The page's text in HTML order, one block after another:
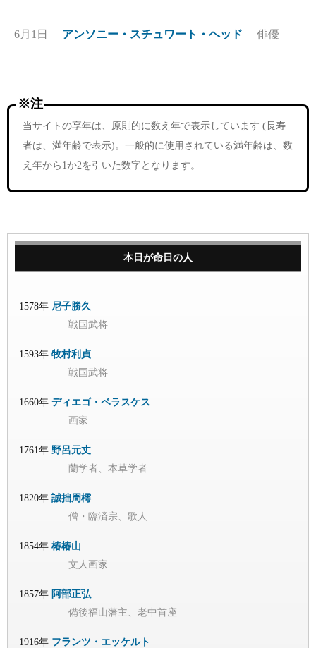
6月1日 アンソニー・スチュワート・ヘッド 俳優
※注
当サイトの享年は、原則的に数え年で表示しています (長寿
者は、満年齢で表示)。一般的に使用されている満年齢は、数
え年から1か2を引いた数字となります。
本日が命日の人
1578年 尼子勝久
戦国武将
1593年 牧村利貞
戦国武将
1660年 ディエゴ・ベラスケス
画家
1761年 野呂元丈
蘭学者、本草学者
1820年 誠拙周樗
僧・臨済宗、歌人
1854年 椿椿山
文人画家
1857年 阿部正弘
備後福山藩主、老中首座
1916年 フランツ・エッケルト